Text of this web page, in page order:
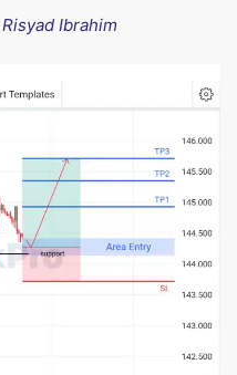
Risyad Ibrahim